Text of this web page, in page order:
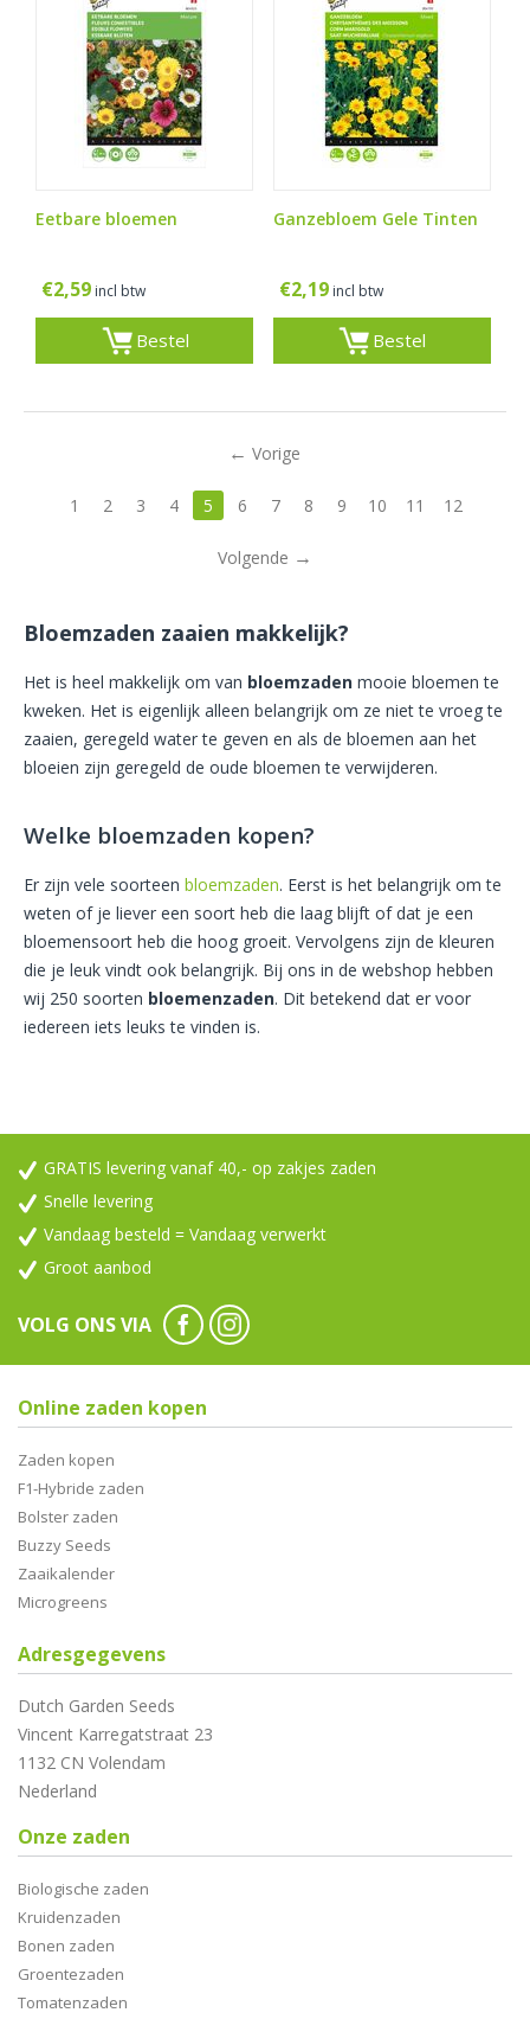
Eetbare bloemen
€2,59 incl btw
Bestel
Ganzebloem Gele Tinten
€2,19 incl btw
Bestel
Vorige
1 2 3 4 5 6 7 8 9 10 11 12
Volgende
Bloemzaden zaaien makkelijk?
Het is heel makkelijk om van bloemzaden mooie bloemen te
kweken. Het is eigenlijk alleen belangrijk om ze niet te vroeg te
zaaien, geregeld water te geven en als de bloemen aan het
bloeien zijn geregeld de oude bloemen te verwijderen.
Welke bloemzaden kopen?
Er zijn vele soorteen bloemzaden. Eerst is het belangrijk om te
weten of je liever een soort heb die laag blijft of dat je een
bloemensoort heb die hoog groeit. Vervolgens zijn de kleuren
die je leuk vindt ook belangrijk. Bij ons in de webshop hebben
wij 250 soorten bloemenzaden. Dit betekend dat er voor
iedereen iets leuks te vinden is.
GRATIS levering vanaf 40,- op zakjes zaden
Snelle levering
Vandaag besteld = Vandaag verwerkt
Groot aanbod
VOLG ONS VIA
Online zaden kopen
Zaden kopen
F1-Hybride zaden
Bolster zaden
Buzzy Seeds
Zaaikalender
Microgreens
Adresgegevens
Dutch Garden Seeds
Vincent Karregatstraat 23
1132 CN Volendam
Nederland
Onze zaden
Biologische zaden
Kruidenzaden
Bonen zaden
Groentezaden
Tomatenzaden